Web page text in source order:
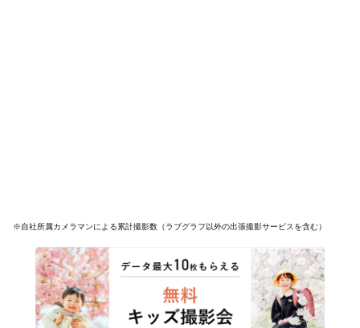
※自社所属カメラマンによる累計撮影数（ラブグラフ以外の出張撮影サービスを含む）